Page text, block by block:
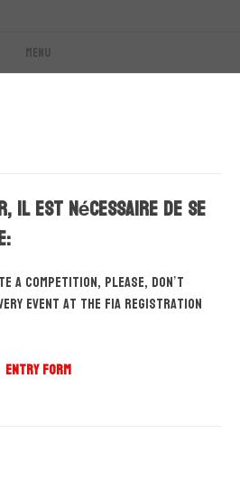
Menu
il est nécessaire de se
a competition, please, don’t
event at the FIA registration
entry form